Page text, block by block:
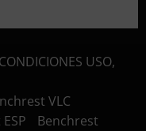
USO,
VLC
Benchrest